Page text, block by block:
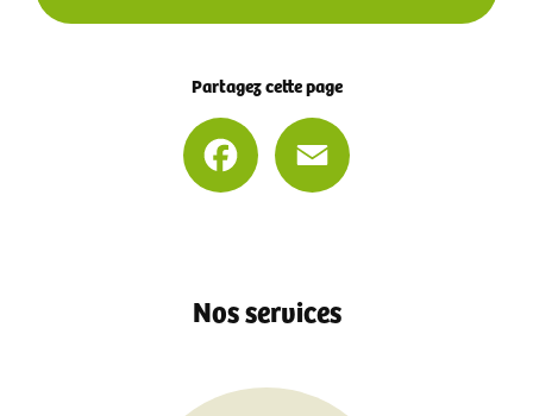
Partagez cette page
Facebook
Nos services